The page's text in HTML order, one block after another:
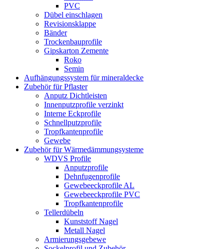
PVC
Dübel einschlagen
Revisionsklappe
Bänder
Trockenbauprofile
Gipskarton Zemente
Roko
Semin
Aufhängungssystem für mineraldecke
Zubehör für Pflaster
Anputz Dichtleisten
Innenputzprofile verzinkt
Interne Eckprofile
Schnellputzprofile
Tropfkantenprofile
Gewebe
Zubehör für Wärmedämmungsysteme
WDVS Profile
Anputzprofile
Dehnfugenprofile
Gewebeeckprofile AL
Gewebeeckprofile PVC
Tropfkantenprofile
Tellerdübeln
Kunststoff Nagel
Metall Nagel
Armierungsgebewe